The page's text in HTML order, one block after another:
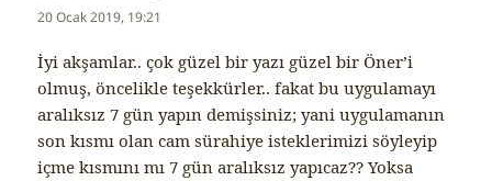
20 Ocak 2019, 19:21
İyi akşamlar.. çok güzel bir yazı güzel bir Öner’i
olmuş, öncelikle teşekkürler.. fakat bu uygulamayı
aralıksız 7 gün yapın demişsiniz; yani uygulamanın
son kısmı olan cam sürahiye isteklerimizi söyleyip
içme kısmını mı 7 gün aralıksız yapıcaz?? Yoksa